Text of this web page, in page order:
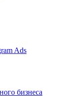
Ads
бизнеса